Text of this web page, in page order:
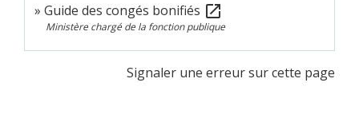
Guide des congés bonifiés open_in_new
Ministère chargé de la fonction publique
Signaler une erreur sur cette page